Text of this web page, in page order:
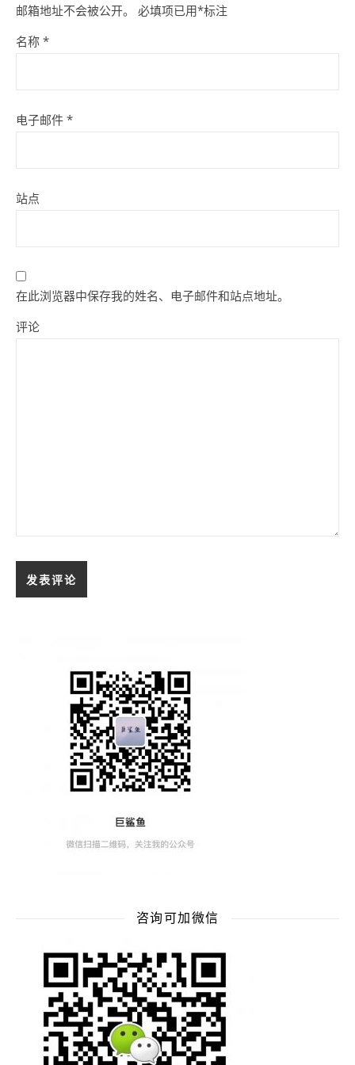
邮箱地址不会被公开。 必填项已用*标注
名称 *
电子邮件 *
站点
在此浏览器中保存我的姓名、电子邮件和站点地址。
评论
咨询可加微信